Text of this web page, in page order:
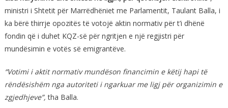
ministri i Shtetit për Marrëdhëniet me Parlamentit, Taulant Balla, i
ka bërë thirrje opozitës të votojë aktin normativ për t’i dhënë
fondin që i duhet KQZ-së për ngritjen e një regjistri për
mundësimin e votës së emigrantëve.
“Votimi i aktit normativ mundëson financimin e këtij hapi të
rëndësishëm nga autoriteti i ngarkuar me ligj për organizimin e
zgjedhjeve”, tha Balla.